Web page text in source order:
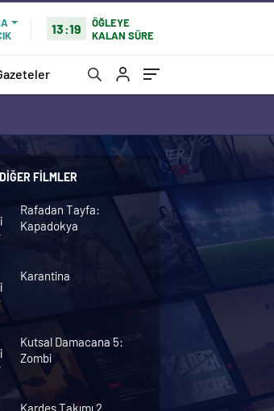
13:19
ÖĞLEYE
KALAN SÜRE
FILMLER
Rafadan Tayfa:
Kapadokya
Karantina
Kutsal Damacana 5:
Zombi
Kardeş Takımı 2